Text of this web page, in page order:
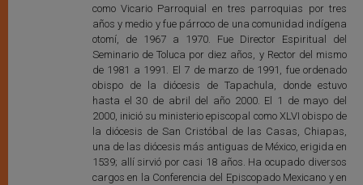
como Vicario Parroquial en tres parroquias por tres
años y medio y fue párroco de una comunidad indígena
otomí, de 1967 a 1970. Fue Director Espiritual del
Seminario de Toluca por diez años, y Rector del mismo
de 1981 a 1991. El 7 de marzo de 1991, fue ordenado
obispo de la diócesis de Tapachula, donde estuvo
hasta el 30 de abril del año 2000. El 1 de mayo del
2000, inició su ministerio episcopal como XLVI obispo de
la diócesis de San Cristóbal de las Casas, Chiapas,
una de las diócesis más antiguas de México, erigida en
1539; allí sirvió por casi 18 años. Ha ocupado diversos
cargos en la Conferencia del Episcopado Mexicano y en